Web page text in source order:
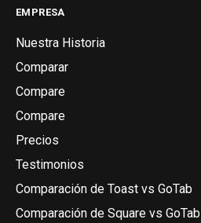
EMPRESA
Nuestra Historia
Comparar
Compare
Compare
Precios
Testimonios
Comparación de Toast vs GoTab
Comparación de Square vs GoTab